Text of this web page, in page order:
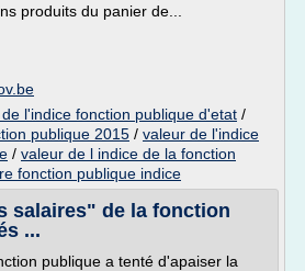
produits du panier de...
l'indice fonction publique d'etat /
publique 2015 / valeur de l'indice
/ valeur de l indice de la fonction
fonction publique indice
salaires" de la fonction
...
publique a tenté d'apaiser la